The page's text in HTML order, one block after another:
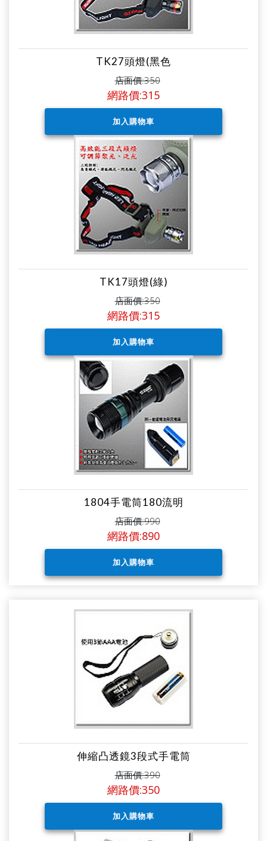
TK27頭燈(黑色
店面價:350
網路價:315
TK17頭燈(綠)
店面價:350
網路價:315
1804手電筒180流明
店面價:990
網路價:890
伸縮凸透鏡3段式手電筒
店面價:390
網路價:350